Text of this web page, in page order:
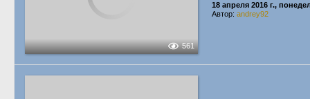
561
18 апреля 2016 г.,
Автор: andrey92